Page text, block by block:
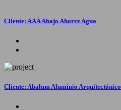
Cliente: AAA Abajo Ahorre Agua
Cliente: Abalum Aluminio Arquitectónico